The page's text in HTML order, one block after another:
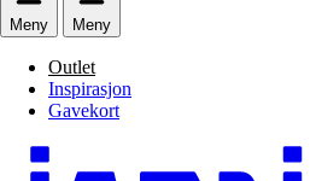
Meny Meny
Outlet
Inspirasjon
Gavekort